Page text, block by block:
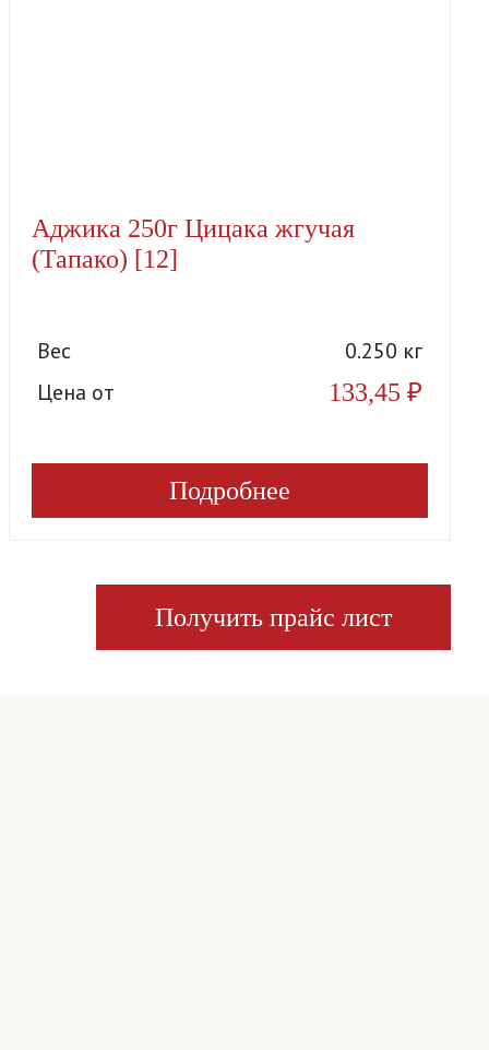
Аджика 250г Цицака жгучая
(Тапако) [12]
Вес
0.250 кг
Цена от
133,45 ₽
Подробнее
Получить прайс лист